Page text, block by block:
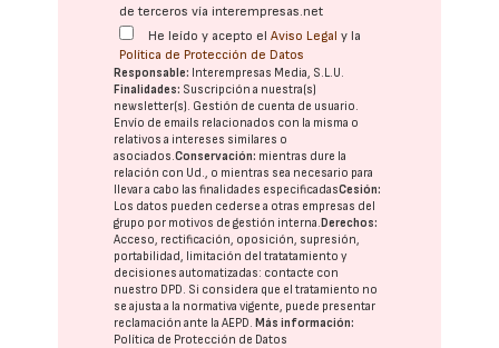
de terceros vía interempresas.net
He leído y acepto elAviso Legal y la
Política de Protección de Datos
Responsable: Interempresas Media, S.L.U.
Finalidades: Suscripción a nuestra(s)
newsletter(s). Gestión de cuenta de usuario.
Envío de emails relacionados con la misma o
relativos a intereses similares o
asociados.Conservación: mientras dure la
relación con Ud., o mientras sea necesario para
llevar a cabo las finalidades especificadasCesión:
Los datos pueden cederse a otras empresas del
grupo por motivos de gestión interna.Derechos:
Acceso, rectificación, oposición, supresión,
portabilidad, limitación del tratatamiento y
decisiones automatizadas: contacte con
nuestro DPD . Si considera que el tratamiento no
se ajusta a la normativa vigente, puede presentar
reclamación ante laAEPD .Más información:
Política de Protección de Datos